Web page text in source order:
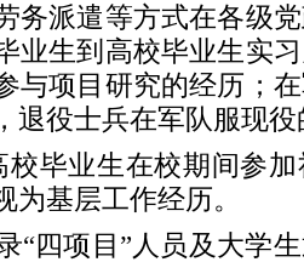
务派遣等方式在各级
业生到高校毕业生实
与项目研究的经历；
退役士兵在军队服现
校毕业生在校期间参
基层工作经历。
“四项目”人员及大学